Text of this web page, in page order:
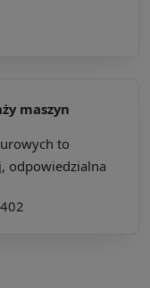
maszyn
to
odpowiedzialna